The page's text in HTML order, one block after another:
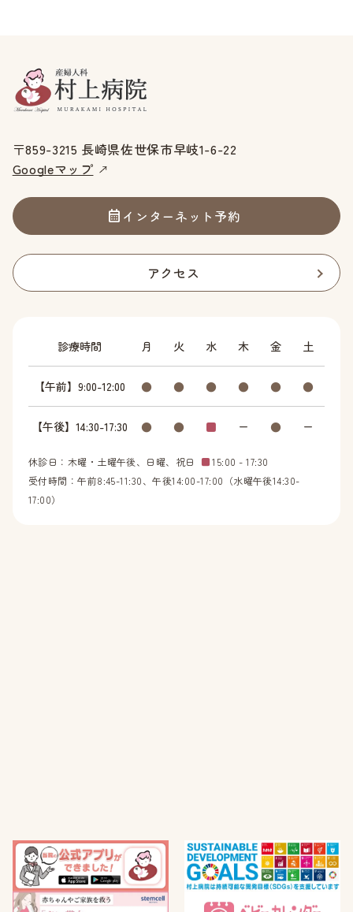
〒859-3215 長崎県佐世保市早岐1-6-22
Googleマップ
インターネット予約
アクセス
診療時間 月 火 水 木 金 土
【午前】9:00-12:00 ● ● ● ● ● ●
【午後】14:30-17:30 ● ● ■ ー ● ー
休診日：木曜・土曜午後、日曜、祝日 ■15:00 - 17:30
受付時間：午前8:45-11:30、午後14:00-17:00（水曜午後14:30-
17:00）